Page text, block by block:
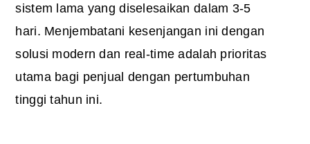
sistem lama yang diselesaikan dalam 3-5
hari. Menjembatani kesenjangan ini dengan
solusi modern dan real-time adalah prioritas
utama bagi penjual dengan pertumbuhan
tinggi tahun ini.